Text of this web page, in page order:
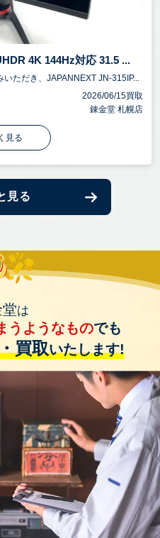
4K 144Hz対応 31.5 ...
ただき、JAPANNEXT JN-315IP...
2026/06/15買取
錬金堂 札幌店
見る
見る
は
うようなものでも
買取いたします!